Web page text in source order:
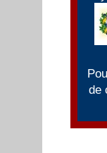
de